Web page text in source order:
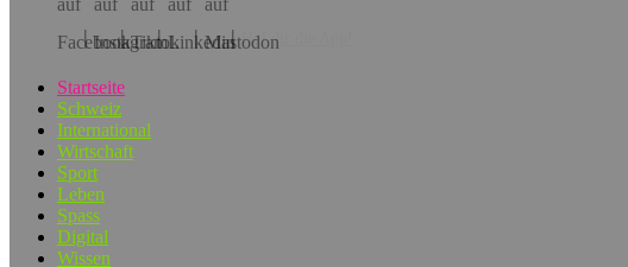
Hol dir die App!
Startseite
Schweiz
International
Wirtschaft
Sport
Leben
Spass
Digital
Wissen